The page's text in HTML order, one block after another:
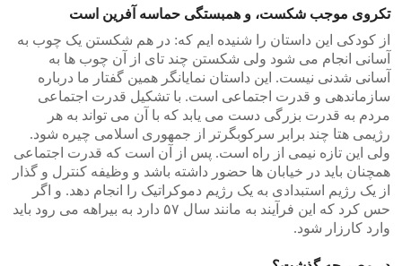
تکروی موجب شکست، و همبستگی حماسه آفرین است
از کودکی این داستان را شنیده ایم که: در هم شکستن یک چوب به
آسانی انجام می شود ولی شکستن چند تای از آن چوب ها به
آسانی شدنی نیست. این داستان نمایانگر همین گفتار ما درباره
سازماندهی و قدرت اجتماعی است. با تشکیل قدرت اجتماعی
مردم به قدرت بزرگی دست می یابد که با آن می تواند به هر
رژیمی هتا چند برابر سرکوبگرتر از جمهوری اسلامی چیره شود.
ولی این تازه نیمی از راه است. پس از آن است که قدرت اجتماعی
همچنان باید در خیابان ها حضور داشته باشد و وظیفه کنترل و گذار
از یک رژیم استبدادی به یک رژیم دموکراتیک را انجام دهد. و اگر
حس کرد که این فرآیند به مانند سال ۵۷ دارد به بیراهه می رود باید
وارد کارزار شود.